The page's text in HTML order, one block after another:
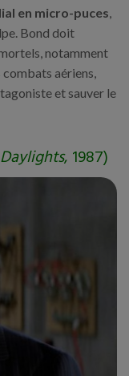
en micro-puces
Bond doit
notamment
aériens,
et sauver le
, 1987)